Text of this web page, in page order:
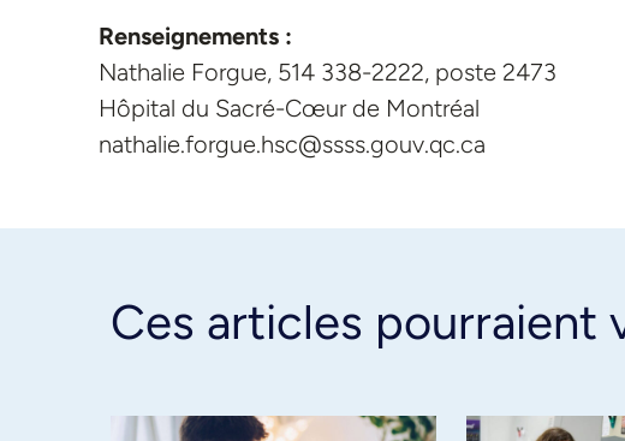
Renseignements :
Nathalie Forgue, 514 338-2222, poste 2473
Hôpital du Sacré-Cœur de Montréal
nathalie.forgue.hsc@ssss.gouv.qc.ca
Ces articles pourraient